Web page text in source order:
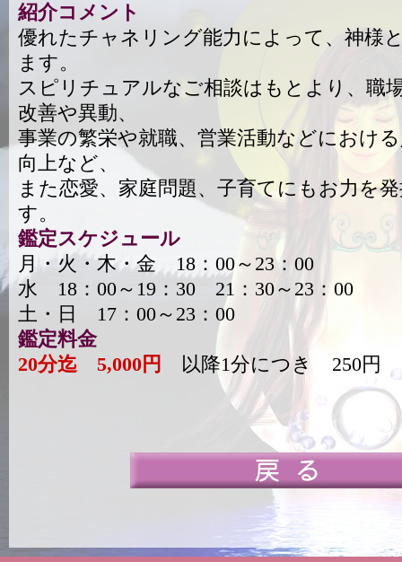
紹介コメント
優れたチャネリング能力によって、神様
ます。
スピリチュアルなご相談はもとより、職
改善や異動、
事業の繁栄や就職、営業活動などにおけ
向上など、
また恋愛、家庭問題、子育てにもお力を
す。
鑑定スケジュール
月・火・木・金 18：00～23：00
水 18：00～19：30 21：30～23：00
土・日 17：00～23：00
鑑定料金
20分迄 5,000円
以降1分につき 250円